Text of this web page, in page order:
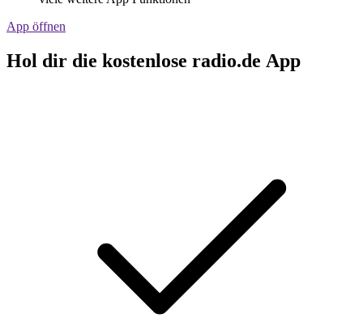
App öffnen
Hol dir die kostenlose radio.de App